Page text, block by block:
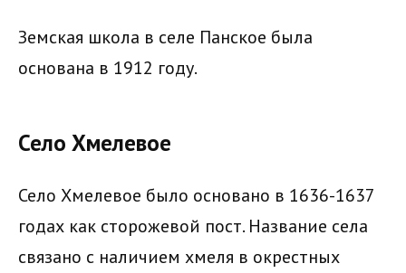
Земская школа в селе Панское была
основана в 1912 году.
Село Хмелевое
Село Хмелевое было основано в 1636-1637
годах как сторожевой пост. Название села
связано с наличием хмеля в окрестных